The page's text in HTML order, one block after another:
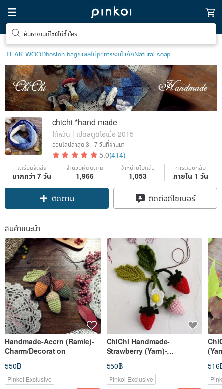
ของขวัญพิเศษสำหรับตัวเอง
TEAK WOODboston bagชาผลไม้printกระเป๋าถักNatural soap
chichi *hand made
ไต้หวัน | เปิดสตูดิโอเมื่อ 2015
ออนไลน์ล่าสุด3 - 7 วันที่ผ่านมา
5.0(414)
เตรียมจัดส่ง
มากกว่า 7 วัน
จำนวนผู้ติดตาม
1,966
จำหน่ายไปแล้ว
1,053
การตอบกลับ
ภายใน 1 วัน
Claim coupon
ติดต่อดีไซเนอร์
สินค้าแนะนำ
Handmade-Acorn (Ramie)-
Charm/Decoration
550฿
Pinkoi Exclusive
ChiChi Handmade-
Strawberry (Yarn)-
Charm/Decoration
550฿
Pinkoi Exclusive
516